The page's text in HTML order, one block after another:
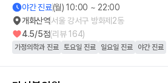
야간 진료(월) 10:00 ~ 22:00
개화산역서울 강서구 방화제2동
4.5/5점(리뷰164)
가정의학과 진료 토요일 진료 일요일 진료 야간 진료